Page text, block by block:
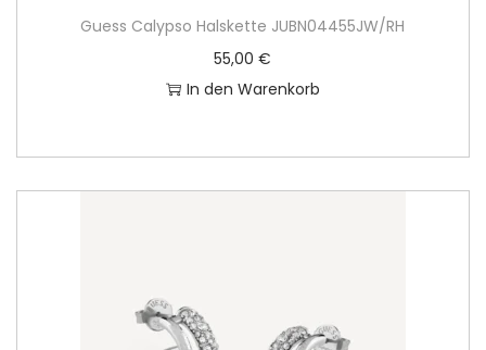
Guess Calypso Halskette JUBN04455JW/RH
55,00€
In den Warenkorb